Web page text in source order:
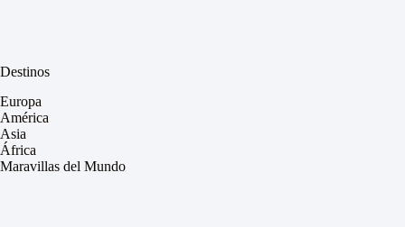
Destinos
Europa
América
Asia
África
Maravillas del Mundo